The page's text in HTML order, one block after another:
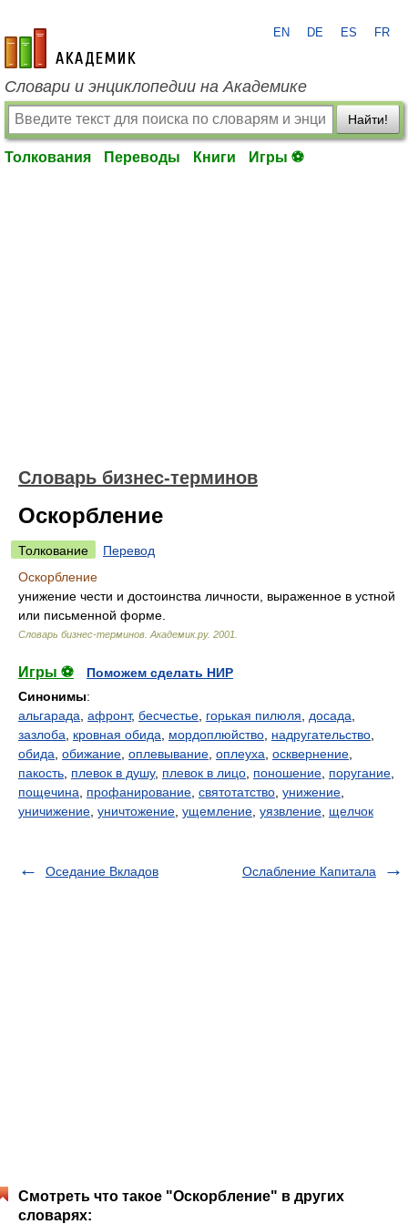
academic.ru
EN DE ES FR
Словари и энциклопедии на Академике
Найти!
Толкования Переводы Книги Игры ⚽
Словарь бизнес-терминов
Оскорбление
Толкование
Перевод
Оскорбление
унижение чести и достоинства личности, выраженное в устной
или письменной форме.
Словарь бизнес-терминов. Академик.ру. 2001
Игры ⚽
Поможем сделать НИР
Синонимы:
альгарада афронт, бесчестье горькая пилюля досада
зазлоба
кровная обида мордоплюйство надругательство
обида обижание оплевывание оплеуха осквернение
пакость плевок в душу, плевок в лицо поношение поругание
пощечина
профанирование святотатство унижение
уничижение уничтожение ущемление уязвление щелчок
Оседание Вкладов Ослабление Капитала
Смотреть что такое "Оскорбление" в других
словарях: